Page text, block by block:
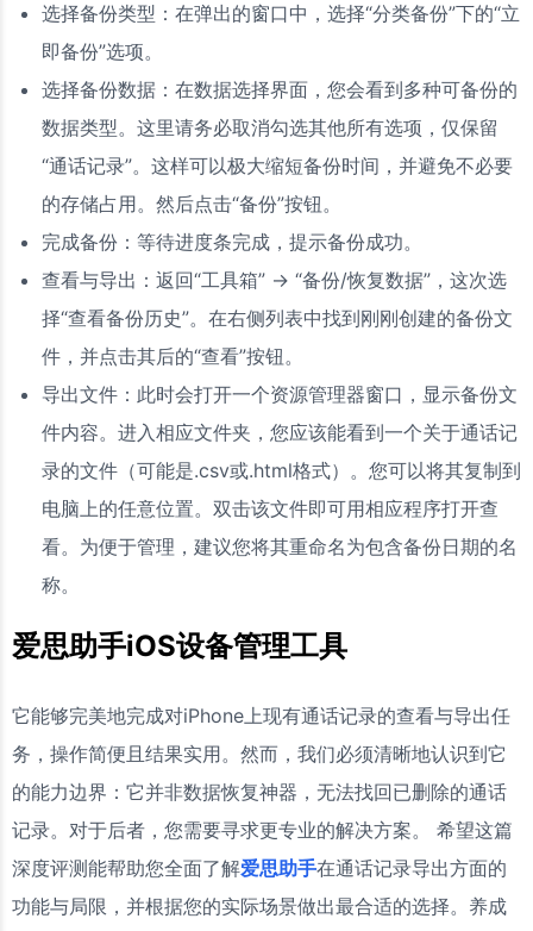
选择备份类型：在弹出的窗口中，选择“分类备份”下的“立
即备份”选项。
选择备份数据：在数据选择界面，您会看到多种可备份的
数据类型。这里请务必取消勾选其他所有选项，仅保留
“通话记录”。这样可以极大缩短备份时间，并避免不必要
的存储占用。然后点击“备份”按钮。
完成备份：等待进度条完成，提示备份成功。
查看与导出：返回“工具箱” -> “备份/恢复数据”，这次选
择“查看备份历史”。在右侧列表中找到刚刚创建的备份文
件，并点击其后的“查看”按钮。
导出文件：此时会打开一个资源管理器窗口，显示备份文
件内容。进入相应文件夹，您应该能看到一个关于通话记
录的文件（可能是.csv或.html格式）。您可以将其复制到
电脑上的任意位置。双击该文件即可用相应程序打开查
看。为便于管理，建议您将其重命名为包含备份日期的名
称。
爱思助手iOS设备管理工具
它能够完美地完成对iPhone上现有通话记录的查看与导出任
务，操作简便且结果实用。然而，我们必须清晰地认识到它
的能力边界：它并非数据恢复神器，无法找回已删除的通话
记录。对于后者，您需要寻求更专业的解决方案。 希望这篇
深度评测能帮助您全面了解爱思助手在通话记录导出方面的
功能与局限，并根据您的实际场景做出最合适的选择。养成